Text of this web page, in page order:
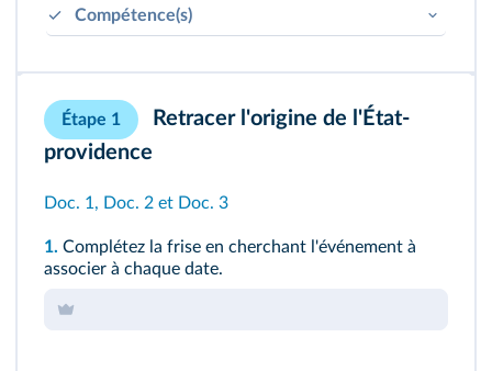
Compétence(s)
Être rigoureux dans ses recherches et son
traitement de lʼinformation.
Étape 1
Retracer l'origine de l'État-
providence
Doc. 1, Doc. 2 et Doc. 3
1. Complétez la frise en cherchant l'événement à
associer à chaque date.